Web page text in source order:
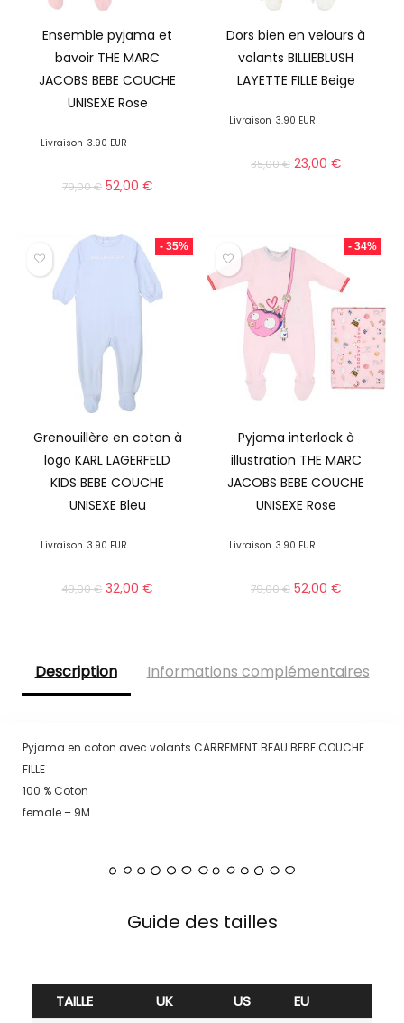
Ensemble pyjama et
bavoir THE MARC
JACOBS BEBE COUCHE
UNISEXE Rose
Livraison 3.90 EUR
79,00€ 52,00 €
Dors bien en velours à
volants BILLIEBLUSH
LAYETTE FILLE Beige
Livraison 3.90 EUR
35,00€ 23,00 €
- 35%
Grenouillère en coton à
logo KARL LAGERFELD
KIDS BEBE COUCHE
UNISEXE Bleu
Livraison 3.90 EUR
49,00€ 32,00€
- 34%
Pyjama interlock à
illustration THE MARC
JACOBS BEBE COUCHE
UNISEXE Rose
Livraison 3.90 EUR
79,00€ 52,00 €
Description Informations complémentaires
Pyjama en coton avec volants CARREMENT BEAU BEBE COUCHE
FILLE
100 % Coton
female – 9M
Guide des tailles
TAILLE UK US
EU